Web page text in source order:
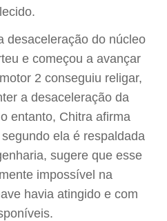
desaceleração do núcleo
e começou a avançar
2 conseguiu religar,
a desaceleração da
entanto, Chitra afirma
ela é respaldada
sugere que esse
impossível na
havia atingido e com